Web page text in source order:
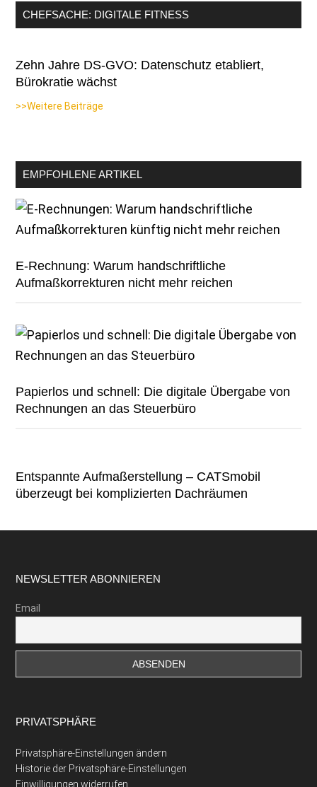
CHEFSACHE: DIGITALE FITNESS
Zehn Jahre DS-GVO: Datenschutz etabliert,
Bürokratie wächst
>>Weitere Beiträge
EMPFOHLENE ARTIKEL
E-Rechnung: Warum handschriftliche
Aufmaßkorrekturen nicht mehr reichen
Papierlos und schnell: Die digitale Übergabe von
Rechnungen an das Steuerbüro
Entspannte Aufmaßerstellung – CATSmobil
überzeugt bei komplizierten Dachräumen
Footer
NEWSLETTER ABONNIEREN
Email
PRIVATSPHÄRE
Privatsphäre-Einstellungen ändern
Historie der Privatsphäre-Einstellungen
Einwilligungen widerrufen